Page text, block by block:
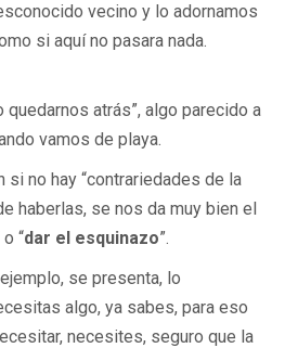
vecino y lo adornamos
si aquí no pasara nada.
quedarnos atrás”, algo parecido a
vamos de playa.
si no hay “contrariedades de la
haberlas, se nos da muy bien el
o “dar el esquinazo”.
se presenta, lo
algo, ya sabes, para eso
necesites, seguro que la